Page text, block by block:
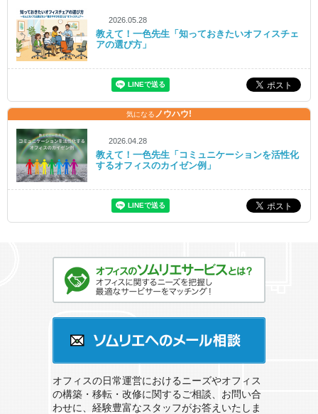
2026.05.28
教えて！一色先生「知っておきたいオフィスチェ
アの選び方」
気になる ノウハウ!
2026.04.28
教えて！一色先生「コミュニケーションを活性化
するオフィスのカイゼン例」
オフィスの日常運営におけるニーズやオフィス
の構築・移転・改修に関するご相談、お問い合
わせに、経験豊富なスタッフがお答えいたしま